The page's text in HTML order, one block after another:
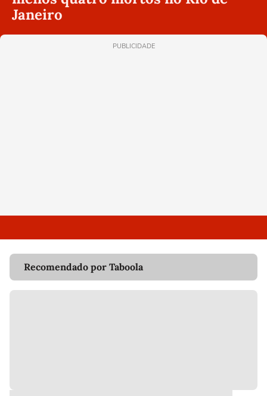
Janeiro
PUBLICIDADE
Recomendado por Taboola